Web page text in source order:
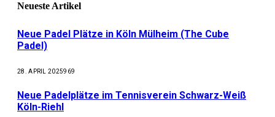
Neueste Artikel
Neue Padel Plätze in Köln Mülheim (The Cube
Padel)
28. APRIL 2025969
Neue Padelplätze im Tennisverein Schwarz-Weiß
Köln-Riehl